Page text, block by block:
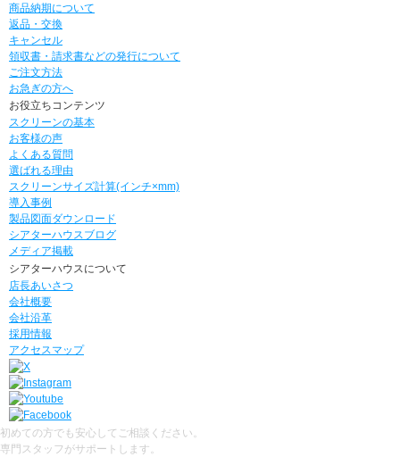
商品納期について
返品・交換
キャンセル
領収書・請求書などの発行について
ご注文方法
お急ぎの方へ
お役立ちコンテンツ
スクリーンの基本
お客様の声
よくある質問
選ばれる理由
スクリーンサイズ計算(インチ×mm)
導入事例
製品図面ダウンロード
シアターハウスブログ
メディア掲載
シアターハウスについて
店長あいさつ
会社概要
会社沿革
採用情報
アクセスマップ
初めての方でも安心してご相談ください。
専門スタッフがサポートします。